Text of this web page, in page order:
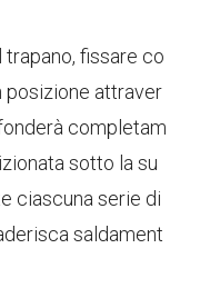
fissare co
posizione attraver
completam
sotto la su
ciascuna serie di
saldament